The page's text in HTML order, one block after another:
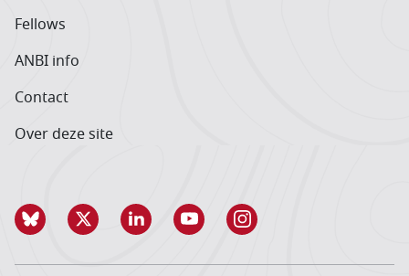
Fellows
ANBI info
Contact
Over deze site